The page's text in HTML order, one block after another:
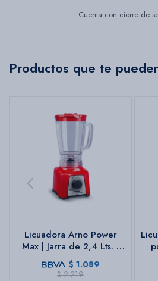
Cuenta con cierre de
Productos que te
Licuadora Arno Power
Max | Jarra de 2,4 Lts. |
Color rojo.
$ 1.089
$ 2.219